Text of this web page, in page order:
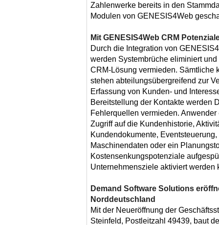
Zahlenwerke bereits in den
Modulen von GENESIS4Web
Mit GENESIS4Web CRM
Durch die Integration von
werden Systembrüche eliminiert
CRM-Lösung vermieden. Sämtliche
stehen abteilungsübergreifend zur
Erfassung von Kunden- und
Bereitstellung der Kontakte werden
Fehlerquellen vermieden.
Zugriff auf die Kundenhistorie,
Kundendokumente,
Maschinendaten oder ein
Kostensenkungspotenziale
Unternehmensziele aktiviert werden
Demand Software Solutions
Norddeutschland
Mit der Neueröffnung der
Steinfeld, Postleitzahl 49439, baut